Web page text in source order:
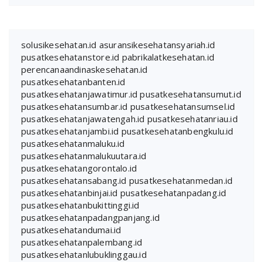
solusikesehatan.id asuransikesehatansyariah.id
pusatkesehatanstore.id pabrikalatkesehatan.id
perencanaandinaskesehatan.id
pusatkesehatanbanten.id
pusatkesehatanjawatimur.id pusatkesehatansumut.id
pusatkesehatansumbar.id pusatkesehatansumsel.id
pusatkesehatanjawatengah.id pusatkesehatanriau.id
pusatkesehatanjambi.id pusatkesehatanbengkulu.id
pusatkesehatanmaluku.id
pusatkesehatanmalukuutara.id
pusatkesehatangorontalo.id
pusatkesehatansabang.id pusatkesehatanmedan.id
pusatkesehatanbinjai.id pusatkesehatanpadang.id
pusatkesehatanbukittinggi.id
pusatkesehatanpadangpanjang.id
pusatkesehatandumai.id
pusatkesehatanpalembang.id
pusatkesehatanlubuklinggau.id